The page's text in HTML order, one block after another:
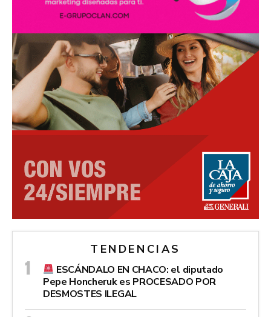
TENDENCIAS
ESCÁNDALO EN CHACO: el diputado
Pepe Honcheruk es PROCESADO POR
DESMOSTES ILEGAL